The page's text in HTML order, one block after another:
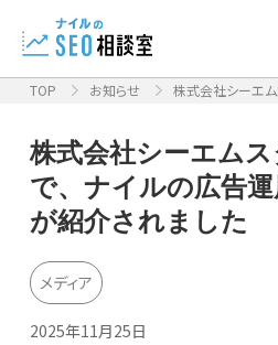
TOP お知らせ 株式会社シーエム
株式会社シーエム
で、ナイルの広告
が紹介されました
メディア
2025年11月25日